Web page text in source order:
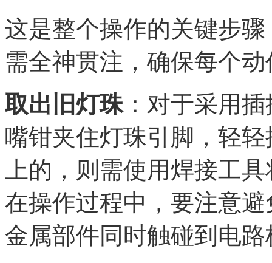
这是整个操作的关键步
需全神贯注，确保每个
取出旧灯珠：对于采用
嘴钳夹住灯珠引脚，轻
上的，则需使用焊接工
在操作过程中，要注意
金属部件同时触碰到电